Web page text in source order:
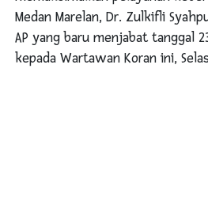
Medan Marelan, Dr. Zulkifli
AP yang baru menjabat tanggal
kepada Wartawan Koran ini,